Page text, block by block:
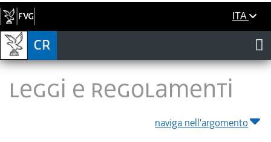
ITA
LEGGI E REGOLAMENTI
naviga nell'argomento